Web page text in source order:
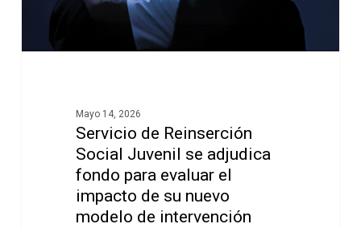
Mayo 14, 2026
Servicio de Reinserción
Social Juvenil se adjudica
fondo para evaluar el
impacto de su nuevo
modelo de intervención